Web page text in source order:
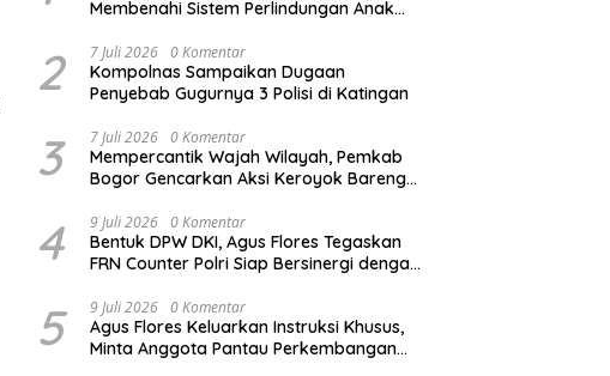
Membenahi Sistem Perlindungan Anak
2 7 Juli 2026 0 Komentar
Kompolnas Sampaikan Dugaan
Penyebab Gugurnya 3 Polisi di Katingan
3 7 Juli 2026 0 Komentar
Mempercantik Wajah Wilayah, Pemkab
Bogor Gencarkan Aksi Keroyok Bareng
4 9 Juli 2026 0 Komentar
Bentuk DPW DKI, Agus Flores Tegaskan
FRN Counter Polri Siap Bersinergi dengan
5 9 Juli 2026 0 Komentar
Agus Flores Keluarkan Instruksi Khusus,
Minta Anggota Pantau Perkembangan